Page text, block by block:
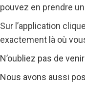
pouvez en prendre
Sur l’application
exactement là où
N’oubliez pas de
Nous avons aussi